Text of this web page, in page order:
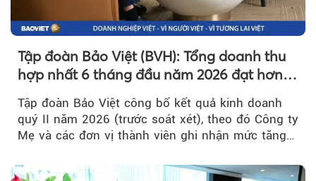
Tập đoàn Bảo Việt (BVH): Tổng doanh thu
hợp nhất 6 tháng đầu năm 2026 đạt hơn
Tập đoàn Bảo Việt công bố kết quả kinh doanh
quý II năm 2026 (trước soát xét), theo đó Công ty
Mẹ và các đơn vị thành viên ghi nhận mức tăng